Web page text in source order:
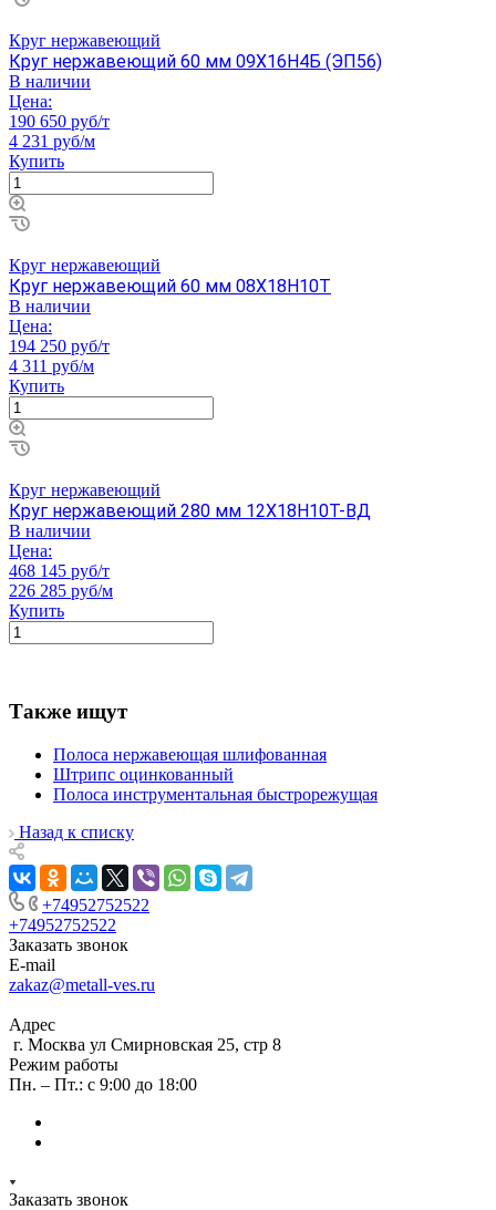
Круг нержавеющий
Круг нержавеющий 60 мм 09Х16Н4Б (ЭП56)
В наличии
Цена:
190 650 руб/т
4 231 руб/м
Купить
Круг нержавеющий
Круг нержавеющий 60 мм 08Х18Н10Т
В наличии
Цена:
194 250 руб/т
4 311 руб/м
Купить
Круг нержавеющий
Круг нержавеющий 280 мм 12Х18Н10Т-ВД
В наличии
Цена:
468 145 руб/т
226 285 руб/м
Купить
Также ищут
Полоса нержавеющая шлифованная
Штрипс оцинкованный
Полоса инструментальная быстрорежущая
Назад к списку
+74952752522
+74952752522
Заказать звонок
E-mail
zakaz@metall-ves.ru
Адрес
г. Москва ул Смирновская 25, стр 8
Режим работы
Пн. – Пт.: с 9:00 до 18:00
Заказать звонок